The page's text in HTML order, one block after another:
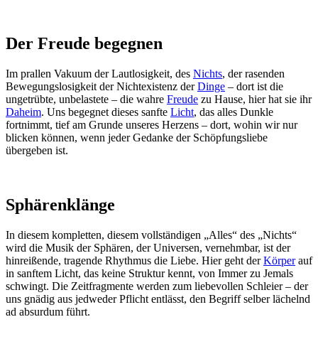
Der Freude begegnen
Im prallen Vakuum der Lautlosigkeit, des Nichts, der rasenden
Bewegungslosigkeit der Nichtexistenz derDinge – dort ist die
ungetrübte, unbelastete – die wahre Freude zu Hause, hier hat sie ihr
Daheim. Uns begegnet dieses sanfte Licht, das alles Dunkle
fortnimmt, tief am Grunde unseres Herzens – dort, wohin wir nur
blicken können, wenn jeder Gedanke der Schöpfungsliebe
übergeben ist.
Sphärenklänge
In diesem kompletten, diesem vollständigen „Alles“ des „Nichts“
wird die Musik der Sphären, der Universen, vernehmbar, ist der
hinreißende, tragende Rhythmus die Liebe. Hier geht derKörperauf
in sanftem Licht, das keine Struktur kennt, von Immer zu Jemals
schwingt. Die Zeitfragmente werden zum liebevollen Schleier – der
uns gnädig aus jedweder Pflicht entlässt, den Begriff selber lächelnd
ad absurdum führt.